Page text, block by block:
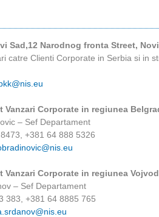
Sad,12 Narodnog fronta Street,
catre Clienti Corporate in Serbia si in
Vanzari Corporate in regiunea
– Sef Departament
+381 64 888 5326
Vanzari Corporate in regiunea
– Sef Departament
383, +381 64 8885 765